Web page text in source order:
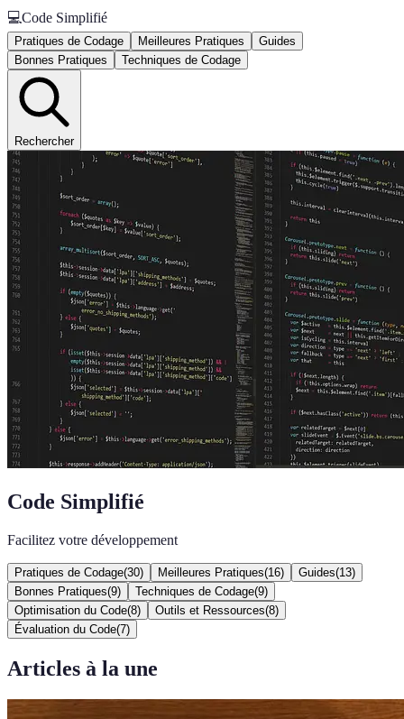
💻Code Simplifié
Pratiques de Codage Meilleures Pratiques
Guides
Bonnes Pratiques
Techniques de Codage
Rechercher
Code Simplifié
Facilitez votre développement
Pratiques de Codage(30) Meilleures Pratiques(16) Guides(13)
Bonnes Pratiques(9) Techniques de Codage(9)
Optimisation du Code(8) Outils et Ressources(8)
Évaluation du Code(7)
Articles à la une